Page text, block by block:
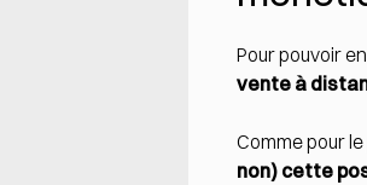
Pour pouvoir
vente à
Comme pour
non) cette